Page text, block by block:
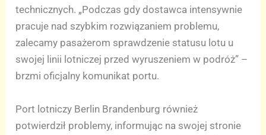
technicznych. „Podczas gdy dostawca intensywnie
pracuje nad szybkim rozwiązaniem problemu,
zalecamy pasażerom sprawdzenie statusu lotu u
swojej linii lotniczej przed wyruszeniem w podróż” –
brzmi oficjalny komunikat portu.
Port lotniczy Berlin Brandenburg również
potwierdził problemy, informując na swojej stronie